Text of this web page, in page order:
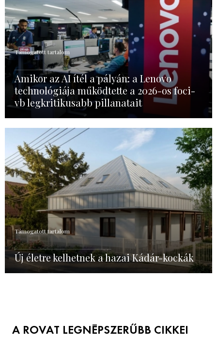
Támogatott tartalom
Amikor az AI ítél a pályán: a Lenovo
technológiája működtette a 2026-os foci-
vb legkritikusabb pillanatait
Támogatott tartalom
Új életre kelhetnek a hazai Kádár-kockák
A ROVAT LEGNÉPSZERŰBB CIKKEI